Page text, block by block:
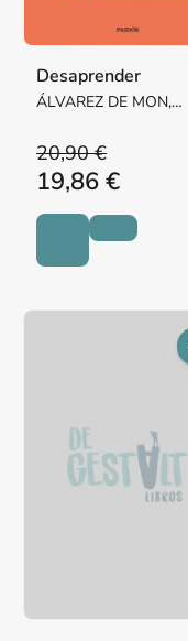
Desaprender
ÁLVAREZ DE MON,
20,90 €
19,86 €